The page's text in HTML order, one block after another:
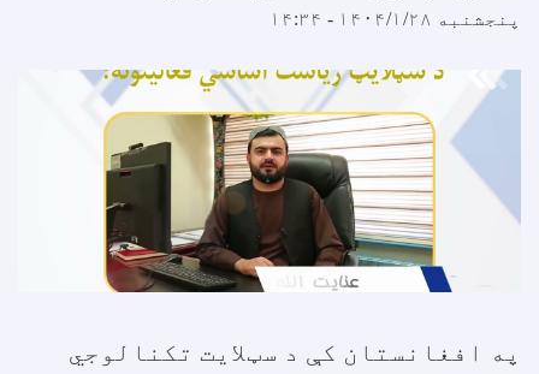
پنجشنبه ۱۴۰۴/۱/۲۸ - ۱۴:۳۴
په افغانستان کې د سټلایت تکنالوجي